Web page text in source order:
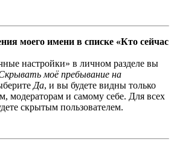
моего имени в списке «Кто сейчас
настройки» в личном разделе вы
моё пребывание на
Да, и вы будете видны только
модераторам и самому себе. Для всех
скрытым пользователем.